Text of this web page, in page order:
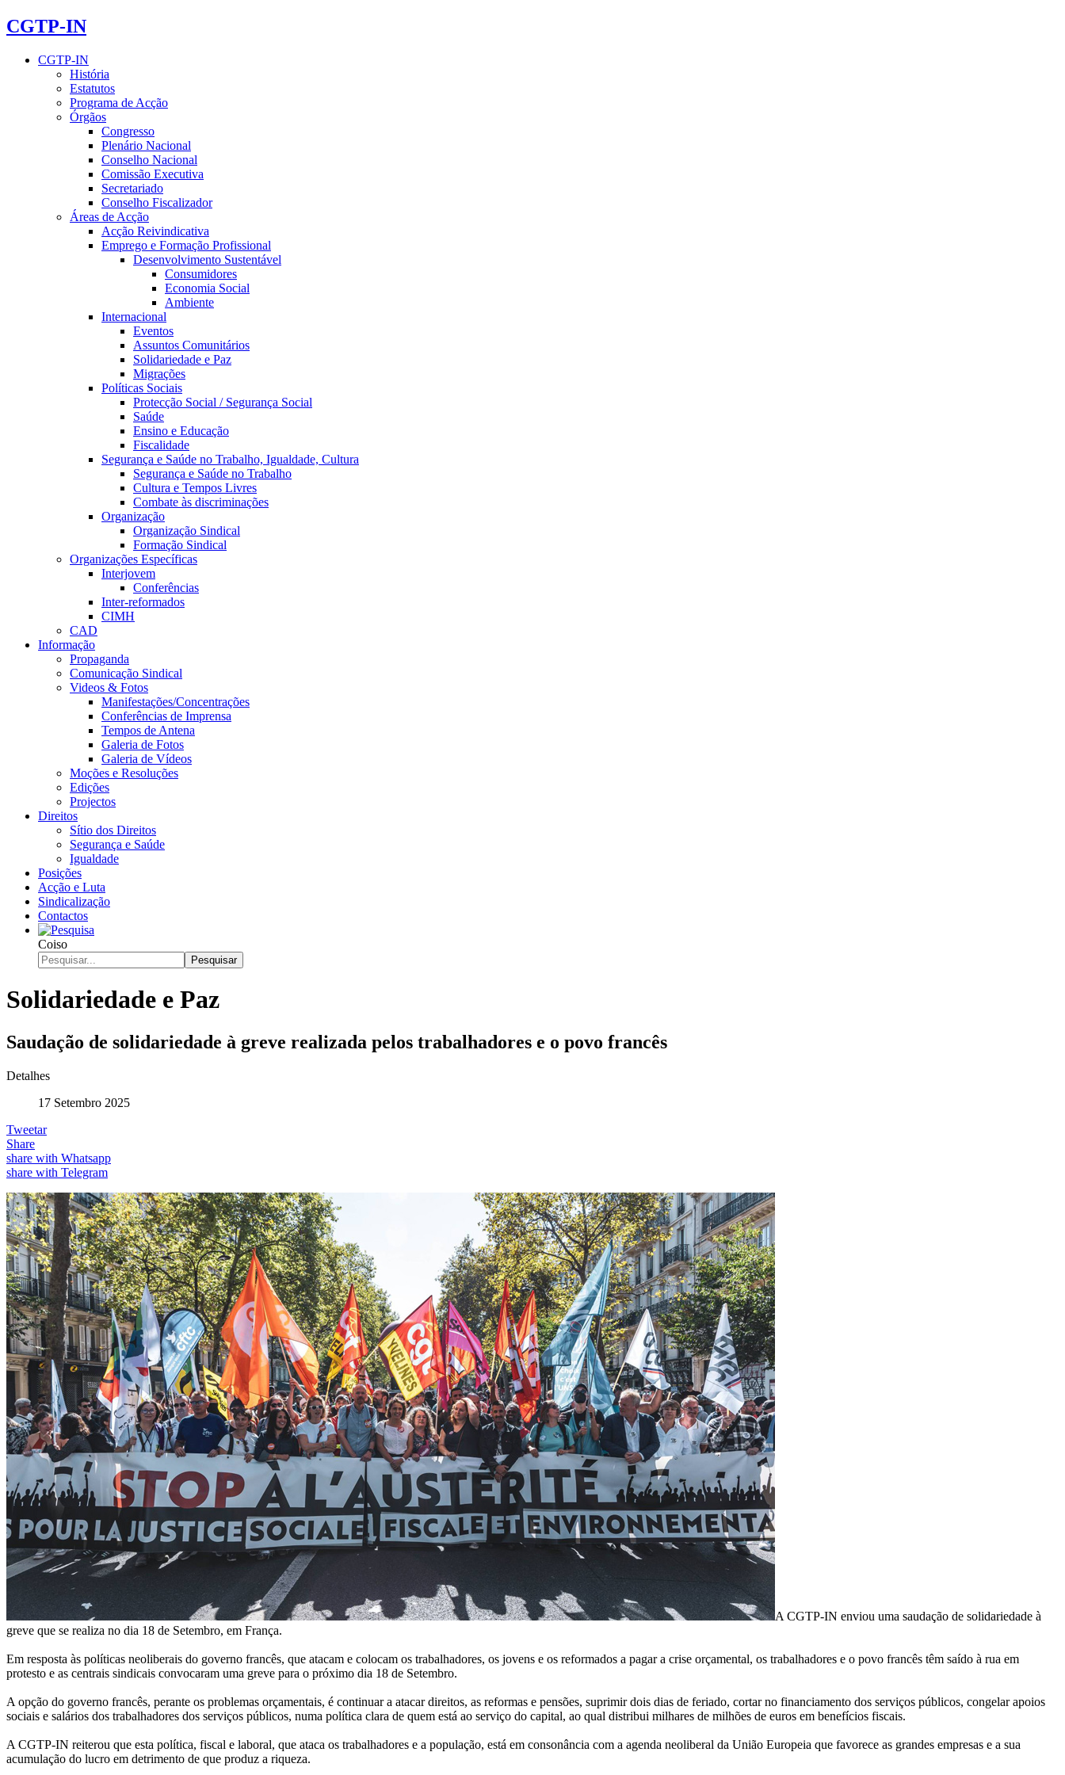
CGTP-IN
CGTP-IN
História
Estatutos
Programa de Acção
Órgãos
Congresso
Plenário Nacional
Conselho Nacional
Comissão Executiva
Secretariado
Conselho Fiscalizador
Áreas de Acção
Acção Reivindicativa
Emprego e Formação Profissional
Desenvolvimento Sustentável
Consumidores
Economia Social
Ambiente
Internacional
Eventos
Assuntos Comunitários
Solidariedade e Paz
Migrações
Políticas Sociais
Protecção Social / Segurança Social
Saúde
Ensino e Educação
Fiscalidade
Segurança e Saúde no Trabalho, Igualdade, Cultura
Segurança e Saúde no Trabalho
Cultura e Tempos Livres
Combate às discriminações
Organização
Organização Sindical
Formação Sindical
Organizações Específicas
Interjovem
Conferências
Inter-reformados
CIMH
CAD
Informação
Propaganda
Comunicação Sindical
Videos & Fotos
Manifestações/Concentrações
Conferências de Imprensa
Tempos de Antena
Galeria de Fotos
Galeria de Vídeos
Moções e Resoluções
Edições
Projectos
Direitos
Sítio dos Direitos
Segurança e Saúde
Igualdade
Posições
Acção e Luta
Sindicalização
Contactos
Coiso
Pesquisar
Solidariedade e Paz
Saudação de solidariedade à greve realizada pelos trabalhadores e o povo francês
Detalhes
17 Setembro 2025
Tweetar
Share
share with Whatsapp
share with Telegram
A CGTP-IN enviou uma saudação de solidariedade à
greve que se realiza no dia 18 de Setembro, em França.
Em resposta às políticas neoliberais do governo francês, que atacam e colocam os trabalhadores, os jovens e os reformados a pagar a crise orçamental, os trabalhadores e o povo francês têm saído à rua em
protesto e as centrais sindicais convocaram uma greve para o próximo dia 18 de Setembro.
A opção do governo francês, perante os problemas orçamentais, é continuar a atacar direitos, as reformas e pensões, suprimir dois dias de feriado, cortar no financiamento dos serviços públicos, congelar apoios
sociais e salários dos trabalhadores dos serviços públicos, numa política clara de quem está ao serviço do capital, ao qual distribui milhares de milhões de euros em benefícios fiscais.
A CGTP-IN reiterou que esta política, fiscal e laboral, que ataca os trabalhadores e a população, está em consonância com a agenda neoliberal da União Europeia que favorece as grandes empresas e a sua
acumulação do lucro em detrimento de que produz a riqueza.